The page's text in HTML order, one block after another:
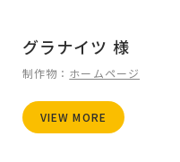
グラナイツ 様
制作物： ホームページ
VIEW MORE